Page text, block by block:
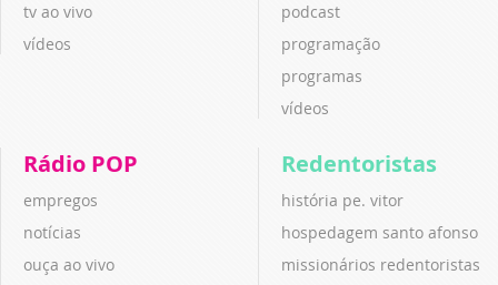
tv ao vivo
vídeos
podcast
programação
programas
vídeos
Rádio POP
empregos
notícias
ouça ao vivo
Redentoristas
história pe. vitor
hospedagem santo afonso
missionários redentoristas